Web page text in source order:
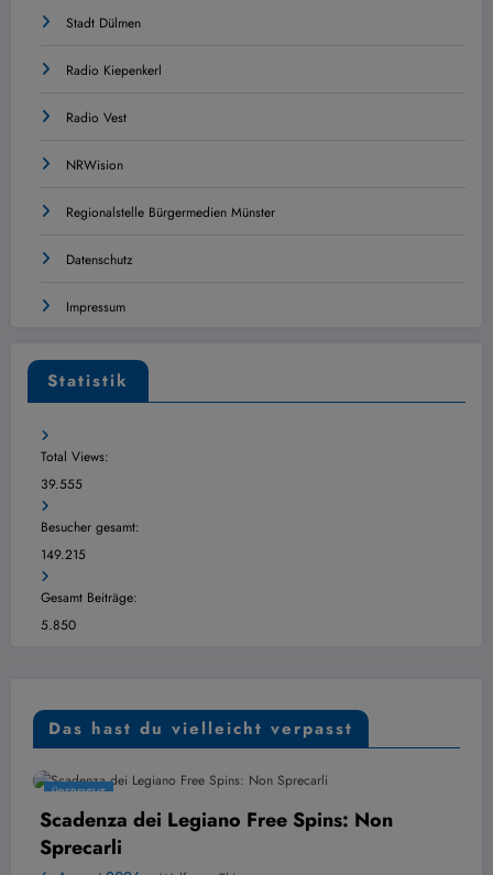
Stadt Dülmen
Radio Kiepenkerl
Radio Vest
NRWision
Regionalstelle Bürgermedien Münster
Datenschutz
Impressum
Statistik
Total Views:
39.555
Besucher gesamt:
149.215
Gesamt Beiträge:
5.850
Das hast du vielleicht verpasst
dei Legiano Free Spins: Non